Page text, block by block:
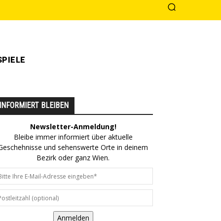
BLEIBEN
Newsletter-Anmeldung!
Bleibe immer informiert über aktuelle
und sehenswerte Orte in deinem
Bezirk oder ganz Wien.
Anmelden